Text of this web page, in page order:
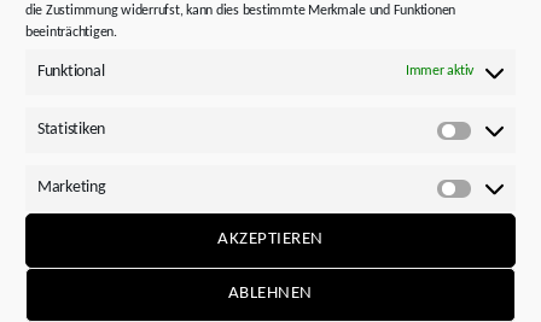
die Zustimmung widerrufst, kann dies bestimmte Merkmale und Funktionen
beeinträchtigen.
Funktional Immer aktiv
Statistiken
Marketing
AKZEPTIEREN
ABLEHNEN
insbesondere durch das innovative 4-Planeten-System
besticht.